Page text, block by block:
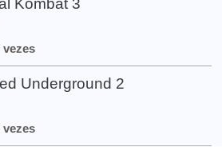
Kombat 3
vezes
Underground 2
vezes